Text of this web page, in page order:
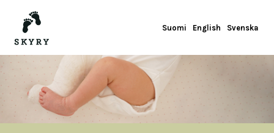
Suomi English Svenska